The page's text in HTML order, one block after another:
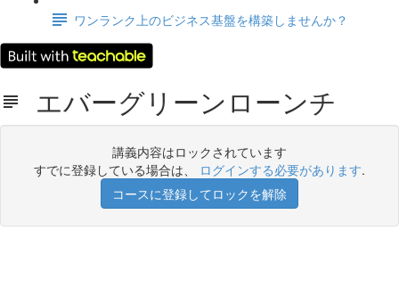
ワンランク上のビジネス基盤を構築しませんか？
エバーグリーンローンチ
講義内容はロックされています
すでに登録している場合は、 ログインする必要があります.
コースに登録してロックを解除